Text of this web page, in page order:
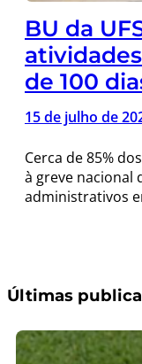
BU da
de 100
15 de julho de
Cerca de 85%
à greve nacional
administrativos
Últimas